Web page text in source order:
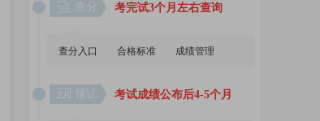
查分 考完试3个月左右查询
查分入口 合格标准 成绩管理
领证 考试成绩公布后4-5个月